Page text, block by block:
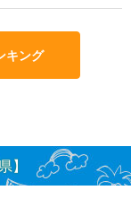
キング
】